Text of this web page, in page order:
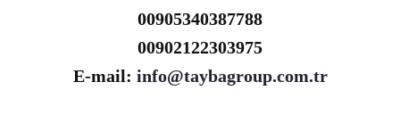
00905340387788
00902122303975
E-mail: info@taybagroup.com.tr